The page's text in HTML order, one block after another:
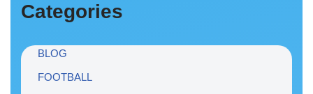
Categories
BLOG
FOOTBALL